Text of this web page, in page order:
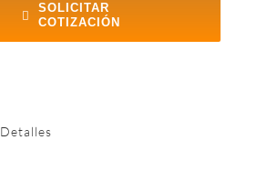
SOLICITAR
COTIZACIÓN
Detalles